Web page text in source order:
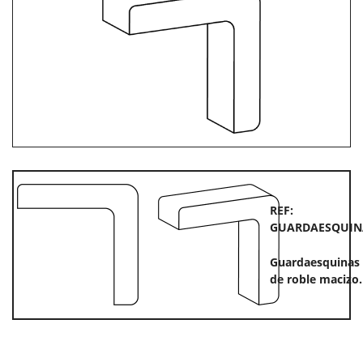
REF:
Guardaesquinas
de roble macizo.